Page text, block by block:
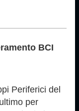
BCI
Periferici del
per